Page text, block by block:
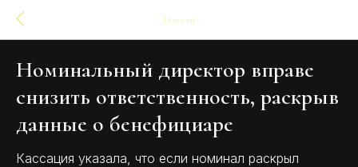
Новости
Номинальный директор вправе
снизить ответственность, раскрыв
данные о бенефициаре
Кассация указала, что если номинал раскрыл